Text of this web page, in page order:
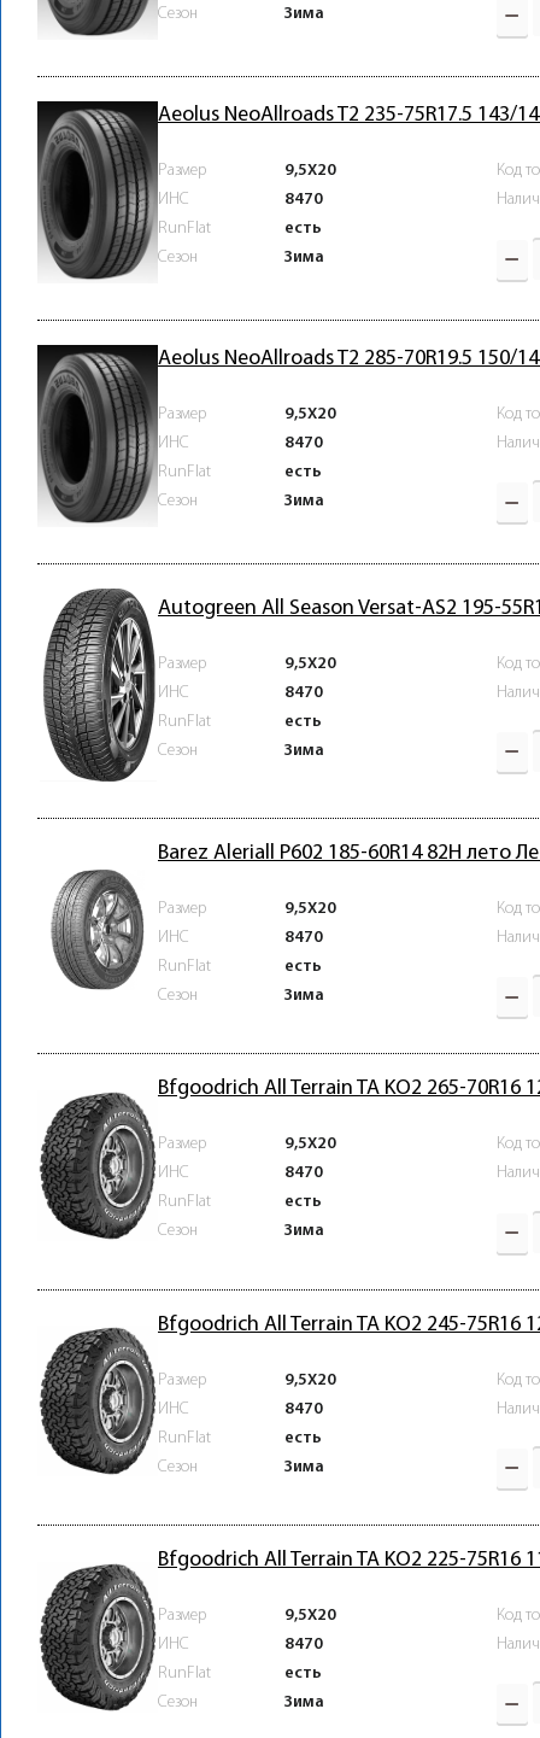
Сезон
Зима
Aeolus NeoAllroads T2 235-75R17.5 143/
Размер
9,5X20
ИНС
8470
RunFlat
есть
Сезон
Зима
Код
Aeolus NeoAllroads T2 285-70R19.5 150/
Размер
9,5X20
ИНС
8470
RunFlat
есть
Сезон
Зима
Код
Autogreen All Season Versat-AS2 195-
Размер
9,5X20
ИНС
8470
RunFlat
есть
Сезон
Зима
Код
Barez Aleriall P602 185-60R14 82H лето
Размер
9,5X20
ИНС
8470
RunFlat
есть
Сезон
Зима
Код
Bfgoodrich All Terrain TA KO2 265-70R16
Размер
9,5X20
ИНС
8470
RunFlat
есть
Сезон
Зима
Код
Bfgoodrich All Terrain TA KO2 245-75R16
Размер
9,5X20
ИНС
8470
RunFlat
есть
Сезон
Зима
Код
Bfgoodrich All Terrain TA KO2 225-75R16
Размер
9,5X20
ИНС
8470
RunFlat
есть
Сезон
Зима
Код